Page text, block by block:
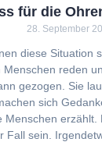
für die
28. September
diese Situation
Menschen reden
gezogen. Sie
sich
Menschen erzählt.
Fall sein.